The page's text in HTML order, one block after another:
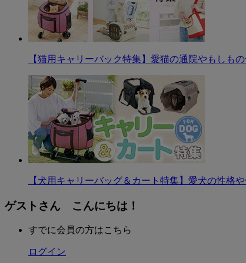
【猫用キャリーバック特集】愛猫の通院やもしもの
【犬用キャリーバッグ＆カート特集】愛犬の性格
ゲストさん こんにちは！
すでに会員の方はこちら
ログイン